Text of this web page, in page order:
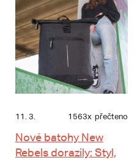
11. 3. 1563x přečteno
Nové batohy New
Rebels dorazily: Styl,